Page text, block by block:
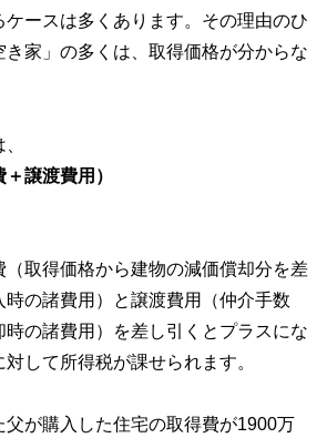
ケースは多くあります。その理由のひ
き家」の多くは、取得価格が分からな
譲渡費用）
（取得価格から建物の減価償却分を差
時の諸費用）と譲渡費用（仲介手数
の諸費用）を差し引くとプラスにな
して所得税が課せられます。
父が購入した住宅の取得費が1900万